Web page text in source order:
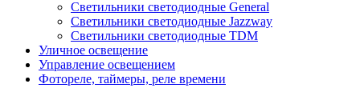
Светильники светодиодные General
Светильники светодиодные Jazzway
Светильники светодиодные TDM
Уличное освещение
Управление освещением
Фотореле, таймеры, реле времени